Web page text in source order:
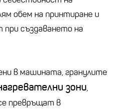
обем на принтиране и
създаването на
в машината, гранулите
зони,
превръщат в